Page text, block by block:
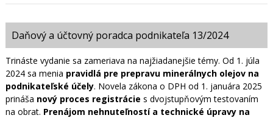
Daňový a účtovný poradca podnikateľa 13/2024
Trináste vydanie sa zameriava na najžiadanejšie témy. Od 1. júla
2024 sa menia pravidlá pre prepravu minerálnych olejov na
podnikateľské účely. Novela zákona o DPH od 1. januára 2025
prináša nový proces registrácie s dvojstupňovým testovaním
na obrat. Prenájom nehnuteľností a technické úpravy na